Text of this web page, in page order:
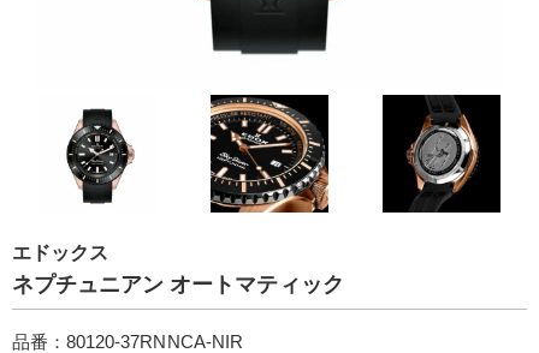
エドックス
ネプチュニアン オートマティック
品番：80120-37RNNCA-NIR